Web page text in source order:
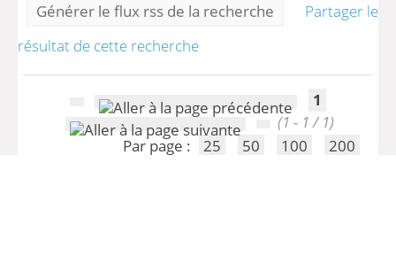
Générer le flux rss de la recherche
Partager le
résultat de cette recherche
1
(1 - 1 / 1)
Par page :
25 50 100 200